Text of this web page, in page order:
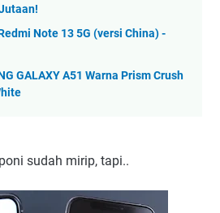
Note 13 5G (versi China) -
GALAXY A51 Warna Prism Crush
sudah mirip, tapi..